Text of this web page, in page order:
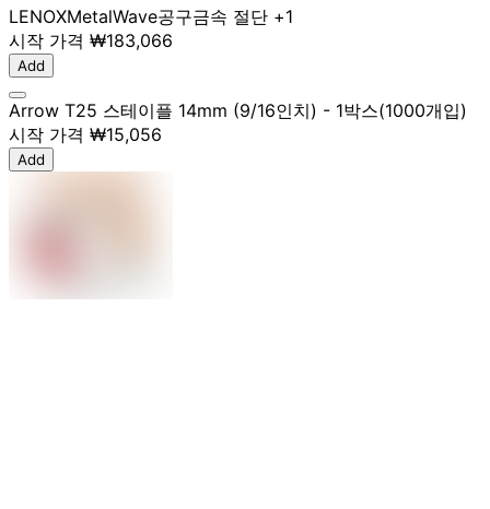
LENOXMetalWave공구금속 절단 +1
시작 가격 ₩183,066
Add
Arrow T25 스테이플 14mm (9/16인치) - 1박스(1000개입)
시작 가격 ₩15,056
Add